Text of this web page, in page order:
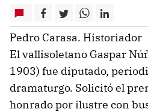
Pedro Carasa. Historiador
El vallisoletano Gaspar
1903) fue diputado,
dramaturgo. Solicitó el
honrado por ilustre con